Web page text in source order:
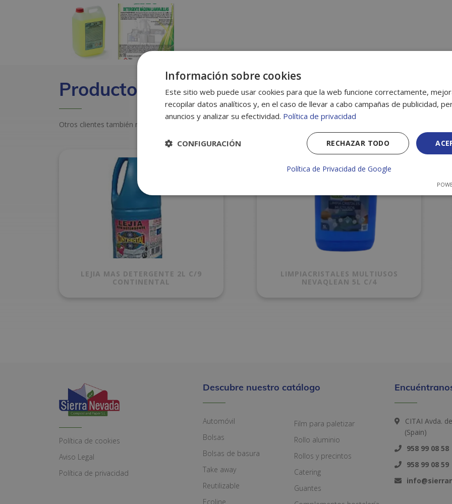
Productos relacionados
Otros clientes también miraron estos productos
LEJIA MAS DETERGENTE 2L C/9
CONTINENTAL
LIMPIACRISTALES MULTIUSOS
NEVAQLEAN 5L C/4
Política de cookies
Aviso Legal
Política de privacidad
Descubre nuestro catálogo
Automóvil
Bolsas
Bolsas de basura
Take away
Reutilizable
Ecoline
Film para paletizar
Rollo aluminio
Rollos y precintos
Catering
Guantes
CITAI Avda.
(Spain)
958 99 08 58
958 99 08 59
Información sobre cookies
Este sitio web puede usar cookies para que la web funcione correctamente,
recopilar datos analíticos y, en el caso de llevar a cabo campañas de publicidad,
anuncios y analizar su efectividad. Política de privacidad
RECHAZAR TODO
CONFIGURACIÓN
Política de Privacidad de Google